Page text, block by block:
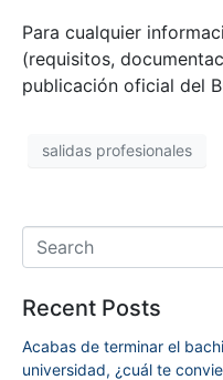
Para cualquier
(requisitos,
publicación oficial del
salidas profesionales
Recent Posts
Acabas de terminar el
universidad, ¿cuál te